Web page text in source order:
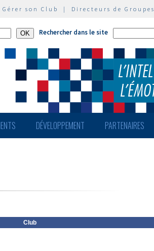
Gérer son Club | Directeurs de Groupes
Rechercher dans le site
DÉVELOPPEMENT PARTENAIRES
Club